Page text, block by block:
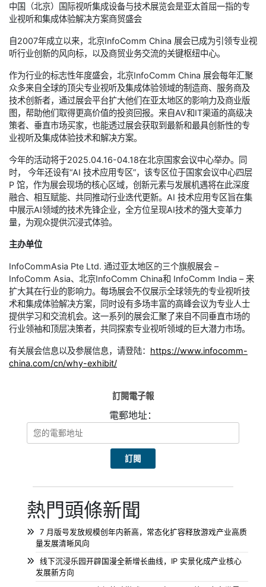
中国（北京）国际视听集成设备与技术展览会是亚太首屈一指的专
业视听和集成体验解决方案商贸盛会
自2007年成立以来，北京InfoComm China 展会已成为引领专业视
听行业创新的风向标，以及商贸业务交流的关键枢纽中心。
作为行业的标志性年度盛会，北京InfoComm China 展会每年汇聚
众多来自全球的顶尖专业视听及集成体验领域的制造商、服务商及
技术创新者，通过展会平台扩大他们在亚太地区的影响力及商业版
图，帮助他们取得更高价值的投资回报。来自AV和IT渠道的高级决
策者、垂直市场买家，也能透过展会获取到最新和最具创新性的专
业视听及集成体验技术和解决方案。
今年的活动将于2025.04.16-04.18在北京国家会议中心举办。同
时， 今年还设有“AI 技术应用专区”，该专区位于国家会议中心四层
P 馆，作为展会现场的核心区域，创新元素与发展机遇将在此深度
融合、相互赋能、共同推动行业迭代更新。AI 技术应用专区旨在集
中展示AI领域的技术先锋企业，全方位呈现AI技术的强大变革力
量，为观众提供沉浸式体验。
主办单位
InfoCommAsia Pte Ltd. 通过亚太地区的三个旗舰展会 –
InfoComm Asia、北京InfoComm China和 InfoComm India – 来
扩大其在行业的影响力。每场展会不仅展示全球领先的专业视听技
术和集成体验解决方案，同时设有多场丰富的高峰会议为专业人士
提供学习和交流机会。这一系列的展会汇聚了来自不同垂直市场的
行业领袖和顶层决策者，共同探索专业视听领域的巨大潜力市场。
有关展会信息以及参展信息，请登陆： https://www.infocomm-
china.com/cn/why-exhibit/
訂閱電子報
電郵地址：
熱門頭條新聞
7 月版号发放规模创年内新高，常态化扩容释放游戏产业高质
量发展清晰风向
线下沉浸乐园开辟国漫全新增长曲线，IP 实景化成产业核心
发展新方向